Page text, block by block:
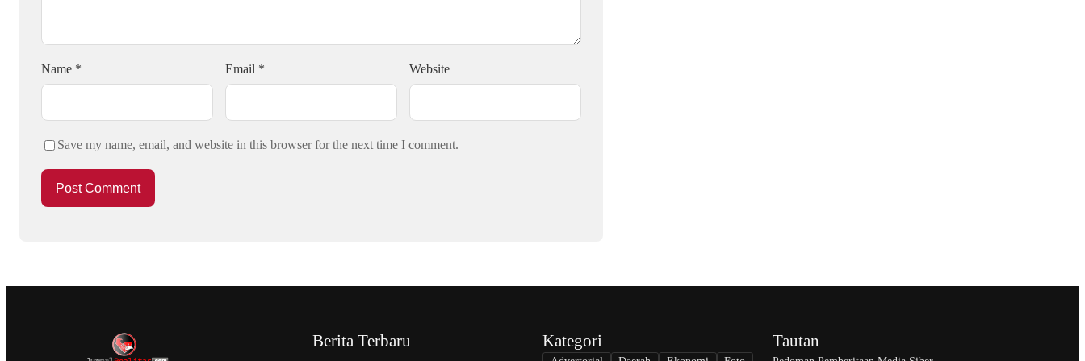
Name * Email * Website
Save my name, email, and website in this browser for the next time I comment.
Berita Terbaru Kategori Tautan